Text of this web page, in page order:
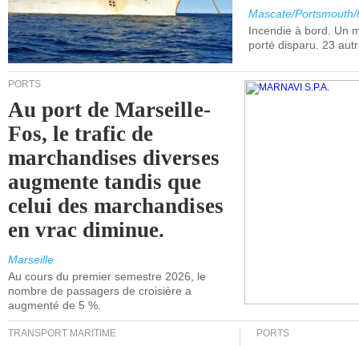
Mascate/
Incendie à bord. Un
porté disparu. 23
PORTS
Au port de Marseille-
Fos, le trafic de
marchandises diverses
augmente tandis que
celui des marchandises
en vrac diminue.
Marseille
Au cours du premier semestre 2026, le
nombre de passagers de croisière a
augmenté de 5 %.
TRANSPORT MARITIME PORTS